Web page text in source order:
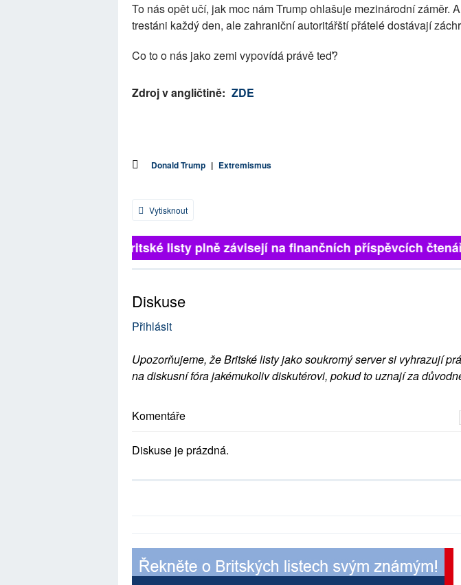
To nás opět učí, jak moc nám Trump ohlašuje mezinárodní záměr.
trestáni každý den, ale zahraniční autoritářští přátelé dostávají
Co to o nás jako zemi vypovídá právě teď?
Zdroj v angličtině: ZDE
Donald Trump | Extremismus
Vytisknout
Britské listy plně závisejí na finančních příspěvcích čtenářů.
Diskuse
Přihlásit
Upozorňujeme, že Britské listy jako soukromý server si vyhrazují
na diskusní fóra jakémukoliv diskutérovi, pokud to uznají za
Komentáře
Diskuse je prázdná.